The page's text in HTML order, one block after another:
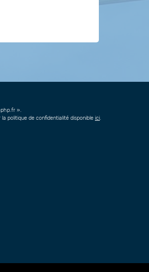
».
politique de confidentialité disponible ici.